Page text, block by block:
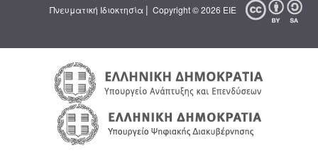
Πνευματική Ιδιοκτησία | Copyright © 2026 ΕΙΕ